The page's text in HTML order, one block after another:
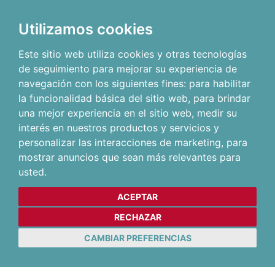
Utilizamos cookies
Este sitio web utiliza cookies y otras tecnologías
de seguimiento para mejorar su experiencia de
navegación con los siguientes fines: para habilitar
la funcionalidad básica del sitio web, para brindar
una mejor experiencia en el sitio web, medir su
interés en nuestros productos y servicios y
personalizar las interacciones de marketing, para
mostrar anuncios que sean más relevantes para
usted.
ACEPTAR
RECHAZAR
CAMBIAR PREFERENCIAS